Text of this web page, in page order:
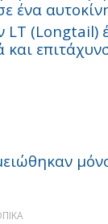
ένα
LT (Longtail)
και